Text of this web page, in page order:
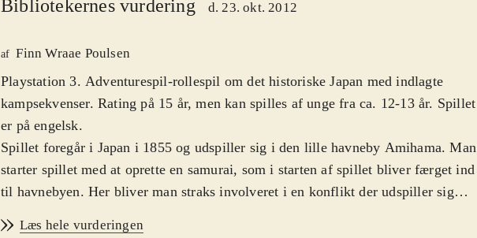
Bibliotekernes vurdering d. 23. okt. 2012
af Finn Wraae Poulsen
Playstation 3. Adventurespil-rollespil om det historiske Japan med indlagte
kampsekvenser. Rating på 15 år, men kan spilles af unge fra ca. 12-13 år. Spillet
er på engelsk.
Spillet foregår i Japan i 1855 og udspiller sig i den lille havneby Amihama. Man
starter spillet med at oprette en samurai, som i starten af spillet bliver færget ind
til havnebyen. Her bliver man straks involveret i en konflikt der udspiller sig
Læs hele vurderingen